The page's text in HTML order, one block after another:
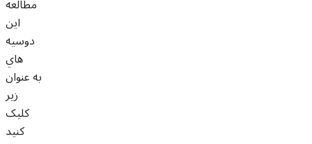
اين
دوسيه
هاي
به عنوان
زير
کليک
کنيد